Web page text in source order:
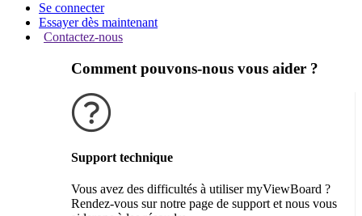
Se connecter
Essayer dès maintenant
Contactez-nous
Comment pouvons-nous vous aider ?
Support technique
Vous avez des difficultés à utiliser myViewBoard ?
Rendez-vous sur notre page de support et nous vous